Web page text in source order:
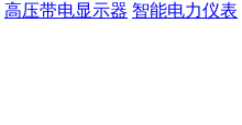
高压带电显示器 智能电力仪表